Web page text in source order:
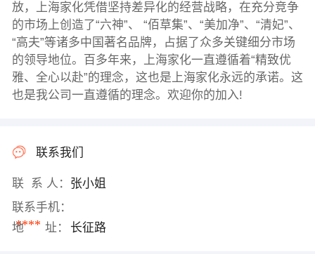
放，上海家化凭借坚持差异化的经营战略，在充分竞争
的市场上创造了“六神”、 “佰草集”、“美加净”、“清妃”、
“高夫”等诸多中国著名品牌，占据了众多关键细分市场
的领导地位。百多年来，上海家化一直遵循着“精致优
雅、全心以赴”的理念，这也是上海家化永远的承诺。这
也是我公司一直遵循的理念。欢迎你的加入!
联系我们
联 系 人： 张小姐
联系手机：
****
地 址： 长征路